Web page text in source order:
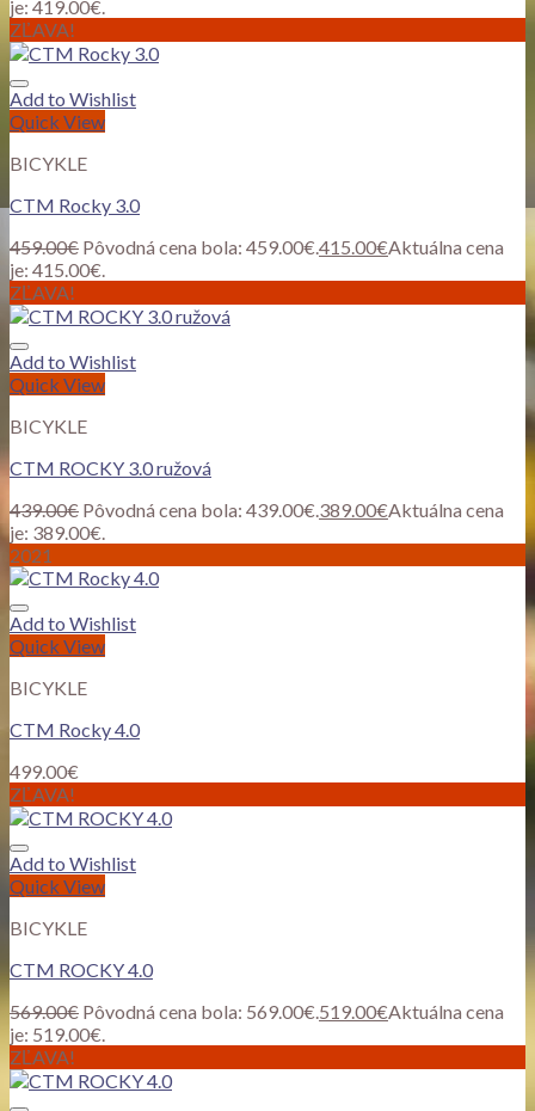
je: 419.00€.
ZĽAVA!
Add to Wishlist
Quick View
BICYKLE
CTM Rocky 3.0
459.00€ Pôvodná cena bola: 459.00€.415.00€Aktuálna cena
je: 415.00€.
ZĽAVA!
Add to Wishlist
Quick View
BICYKLE
CTM ROCKY 3.0 ružová
439.00€ Pôvodná cena bola: 439.00€.389.00€Aktuálna cena
je: 389.00€.
2021
Add to Wishlist
Quick View
BICYKLE
CTM Rocky 4.0
499.00€
ZĽAVA!
Add to Wishlist
Quick View
BICYKLE
CTM ROCKY 4.0
569.00€ Pôvodná cena bola: 569.00€.519.00€Aktuálna cena
je: 519.00€.
ZĽAVA!